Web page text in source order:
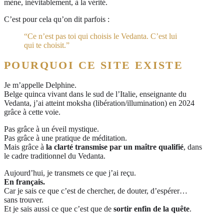
mène, inévitablement, à la vérité.
C’est pour cela qu’on dit parfois :
“Ce n’est pas toi qui choisis le Vedanta. C’est lui
qui te choisit.”
POURQUOI CE SITE EXISTE
Je m’appelle Delphine.
Belge quinca vivant dans le sud de l’Italie, enseignante du
Vedanta, j’ai atteint moksha (libération/illumination) en 2024
grâce à cette voie.
Pas grâce à un éveil mystique.
Pas grâce à une pratique de méditation.
Mais grâce à la clarté transmise par un maître qualifié, dans
le cadre traditionnel du Vedanta.
Aujourd’hui, je transmets ce que j’ai reçu.
En français.
Car je sais ce que c’est de chercher, de douter, d’espérer…
sans trouver.
Et je sais aussi ce que c’est que de sortir enfin de la quête.